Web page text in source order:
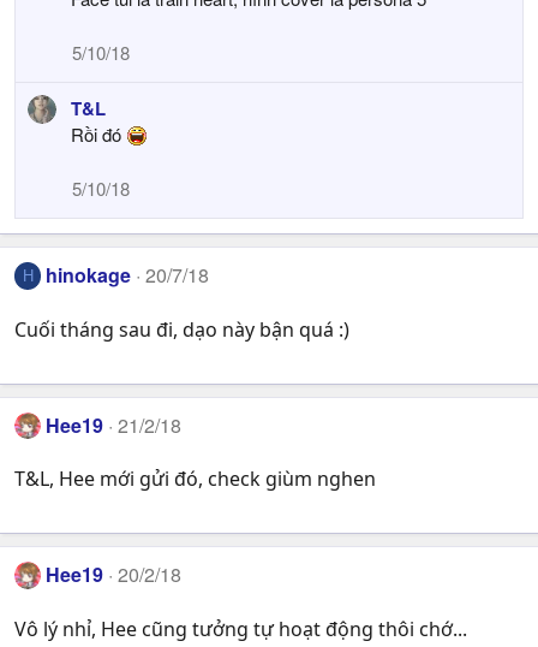
5/10/18
T&L
Rồi đó
5/10/18
H hinokage 20/7/18
Cuối tháng sau đi, dạo này bận quá :)
Hee19 21/2/18
T&L, Hee mới gửi đó, check giùm nghen
Hee19 20/2/18
Vô lý nhỉ, Hee cũng tưởng tự hoạt động thôi chớ...